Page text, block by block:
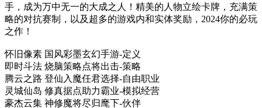
手，成为万中无一的大成之人！精美的人物立绘卡牌，充满策
略的对抗赛制，以及超多的游戏内和实体奖励，2024你的必玩
之作！
怀旧像素 国风彩墨玄幻手游-定义
即时斗法 烧脑策略点将出击-策略
腾云之路 登仙入魔任君选择-自由职业
灵城仙岛 修真据点助力霸业-模拟经营
豪杰云集 神修魔将尽归麾下-伙伴